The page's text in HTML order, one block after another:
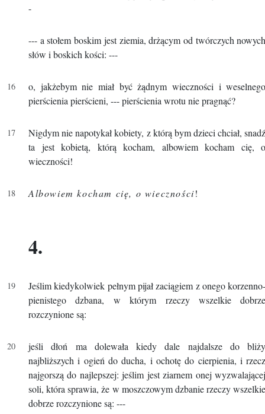
-
--- a stołem boskim jest ziemia, drżącym od twórczych
słów i boskich kości: ---
o, jakżebym nie miał być żądnym wieczności i
pierścienia pierścieni, --- pierścienia wrotu nie pragnąć?
Nigdym nie napotykał kobiety, z którą bym dzieci chciał,
ta jest kobietą, którą kocham, albowiem kocham cię,
wieczności!
Albowiem kocham cię, o wieczności!
4.
Jeślim kiedykolwiek pełnym pijał zaciągiem z onego
pienistego dzbana, w którym rzeczy wszelkie
rozczynione są:
jeśli dłoń ma dolewała kiedy dale najdalsze do
najbliższych i ogień do ducha, i ochotę do cierpienia, i
najgorszą do najlepszej: jeślim jest ziarnem onej
soli, która sprawia, że w moszczowym dzbanie rzeczy
dobrze rozczynione są: ---